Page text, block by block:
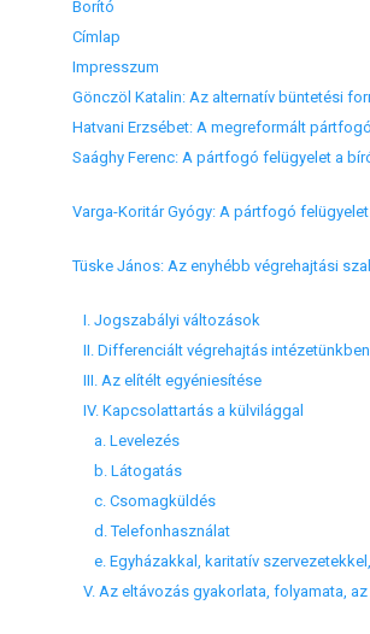
Borító
Címlap
Impresszum
I. Jogszabályi változások
II. Differenciált végrehajtás intézetünkben
III. Az elítélt egyéniesítése
IV. Kapcsolattartás a külvilággal
a. Levelezés
b. Látogatás
c. Csomagküldés
d. Telefonhasználat